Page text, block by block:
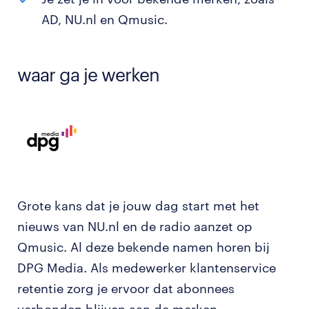
AD, NU.nl en Qmusic.
waar ga je werken
Grote kans dat je jouw dag start met het
nieuws van NU.nl en de radio aanzet op
Qmusic. Al deze bekende namen horen bij
DPG Media. Als medewerker klantenservice
retentie zorg je ervoor dat abonnees